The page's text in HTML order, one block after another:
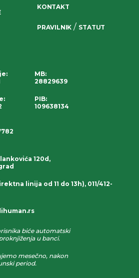
120d,
linija od 11 do 13h), 011/412-
biće automatski
u banci.
mesečno, nakon
period.
KONTAKT
PRAVILNIK / STATUT
:
:
MB:
28829639
PIB:
109638134